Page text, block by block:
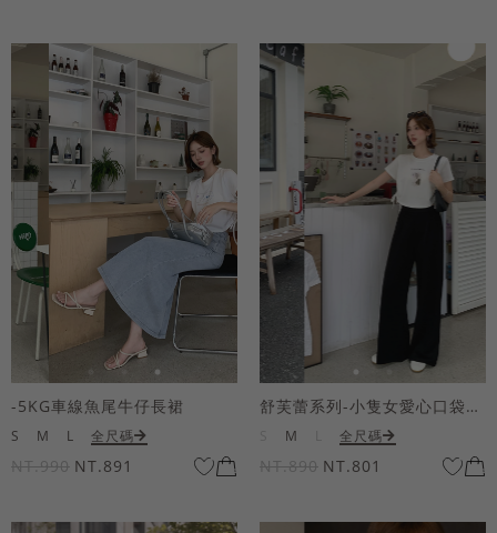
-5KG車線魚尾牛仔長裙
S M L 全尺碼
NT.990 NT.891
舒芙蕾系列-小隻女愛心口袋寬褲
M 全尺碼
NT.890 NT.801